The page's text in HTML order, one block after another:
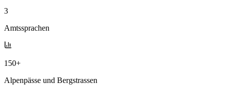
3
Amtssprachen
150+
Alpenpässe und Bergstrassen